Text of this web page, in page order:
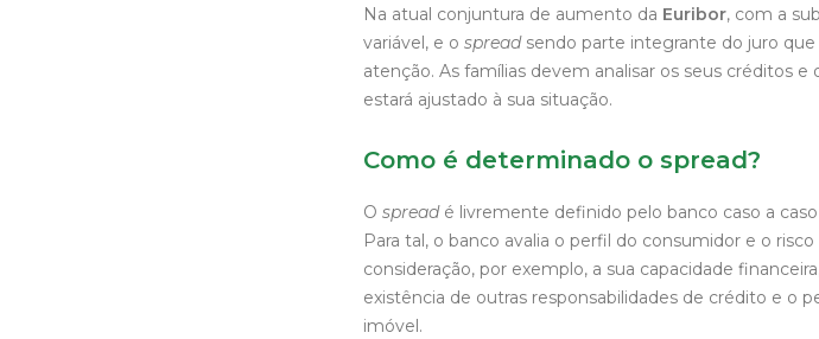
Na atual conjuntura de aumento da Euribor, com a
variável, e o spreadsendo parte integrante do juro
atenção. As famílias devem analisar os seus créditos
estará ajustado à sua situação.
Como é determinado o spread?
O spreadé livremente definido pelo banco caso a
Para tal, o banco avalia o perfil do consumidor e o
consideração, por exemplo, a sua capacidade
existência de outras responsabilidades de crédito e o
imóvel.